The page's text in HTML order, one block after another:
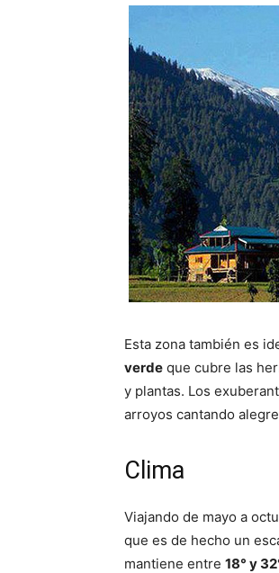
Esta zona también es
verde que cubre las
y plantas. Los
arroyos cantando
Clima
Viajando de mayo a
que es de hecho un
mantiene entre 18° y